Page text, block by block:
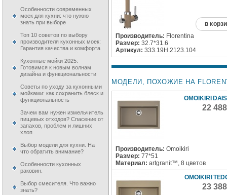
в
Производитель: Florentina
Размер: 32.7*31.6
Артикул: 333.19H.2123.104
МОДЕЛИ, ПОХОЖИЕ НА
OMOIKIRI
22
Производитель: Omoikiri
Размер: 77*51
Материал: artgranit™, 8 цветов
OMOIKIRI
23
Особенности современных
моек для кухни: что нужно
знать при выборе
Топ 10 советов по выбору
производителя кухонных моек:
Гарантия качества и комфорта
Кухонные мойки 2025:
Готовимся к новым волнам
дизайна и функциональности
Советы по уходу за кухонными
мойками: как сохранить блеск и
функциональность
Зачем вам нужен измельчитель
пищевых отходов? Спасение от
запахов, проблем и лишних
хлоп
Выбор модели для кухни. На
что обратить внимание?
Особенности кухонных
раковин.
Выбор смесителя. Что важно
знать?